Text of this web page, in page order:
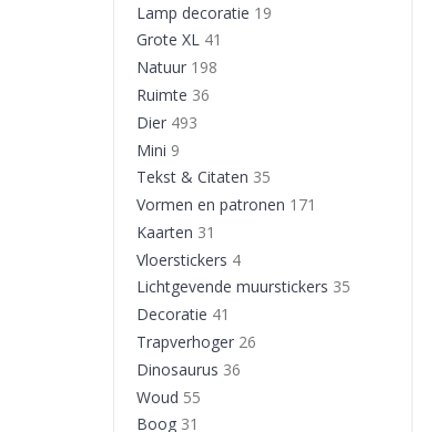
Lamp decoratie 19
Grote XL 41
Natuur 198
Ruimte 36
Dier 493
Mini 9
Tekst & Citaten 35
Vormen en patronen 171
Kaarten 31
Vloerstickers 4
Lichtgevende muurstickers 35
Decoratie 41
Trapverhoger 26
Dinosaurus 36
Woud 55
Boog 31